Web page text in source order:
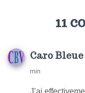
11
Caro
min
J’ai